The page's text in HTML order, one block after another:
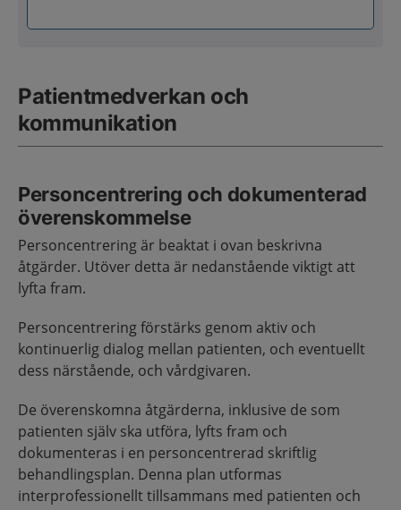
Patientmedverkan och
kommunikation
Personcentrering och dokumenterad
överenskommelse
Personcentrering är beaktat i ovan beskrivna
åtgärder. Utöver detta är nedanstående viktigt att
lyfta fram.
Personcentrering förstärks genom aktiv och
kontinuerlig dialog mellan patienten, och eventuellt
dess närstående, och vårdgivaren.
De överenskomna åtgärderna, inklusive de som
patienten själv ska utföra, lyfts fram och
dokumenteras i en personcentrerad skriftlig
behandlingsplan. Denna plan utformas
interprofessionellt tillsammans med patienten och